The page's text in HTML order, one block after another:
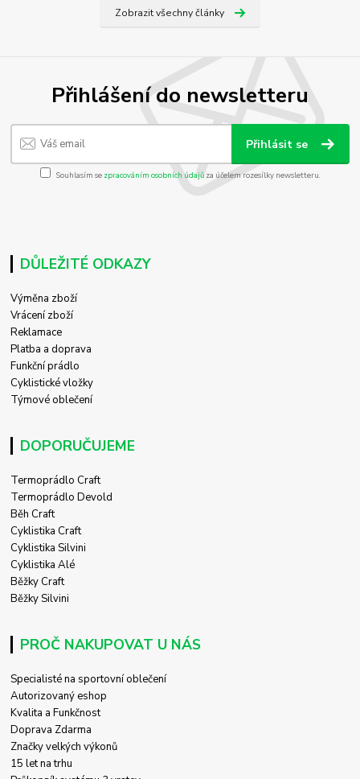
Zobrazit všechny články
Přihlášení do newsletteru
Přihlásit se
Souhlasím se zpracováním osobních údajůza účelem rozesílky newsletteru.
DŮLEŽITÉ ODKAZY
Výměna zboží
Vrácení zboží
Reklamace
Platba a doprava
Funkční prádlo
Cyklistické vložky
Týmové oblečení
DOPORUČUJEME
Termoprádlo Craft
Termoprádlo Devold
Běh Craft
Cyklistika Craft
Cyklistika Silvini
Cyklistika Alé
Běžky Craft
Běžky Silvini
PROČ NAKUPOVAT U NÁS
Specialisté na sportovní oblečení
Autorizovaný eshop
Kvalita a Funkčnost
Doprava Zdarma
Značky velkých výkonů
15 let na trhu